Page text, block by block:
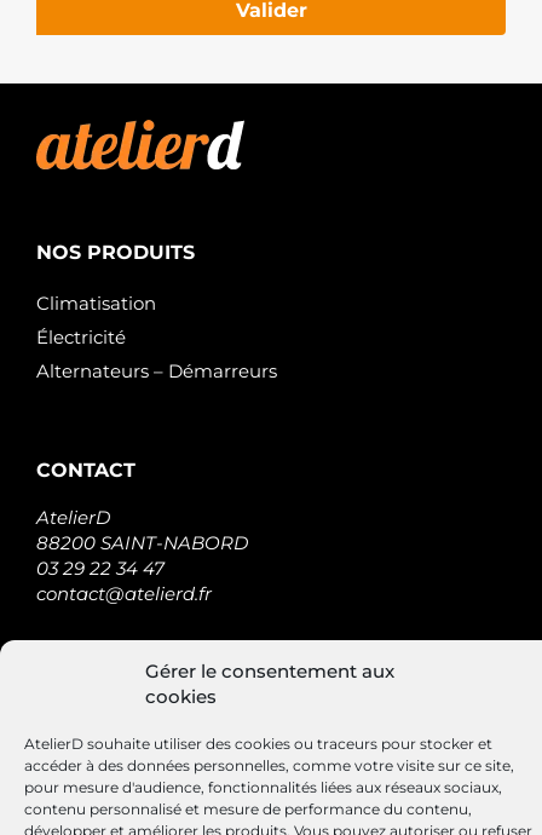
Gérer le consentement aux
cookies
AtelierD souhaite utiliser des cookies ou traceurs pour stocker et
accéder à des données personnelles, comme votre visite sur ce site,
pour mesure d'audience, fonctionnalités liées aux réseaux sociaux,
contenu personnalisé et mesure de performance du contenu,
développer et améliorer les produits, Vous pouvez autoriser ou refuser
Valider
NOS PRODUITS
Climatisation
Électricité
Alternateurs – Démarreurs
CONTACT
AtelierD
88200 SAINT-NABORD
03 29 22 34 47
contact@atelierd.fr
SUIVEZ-NOUS